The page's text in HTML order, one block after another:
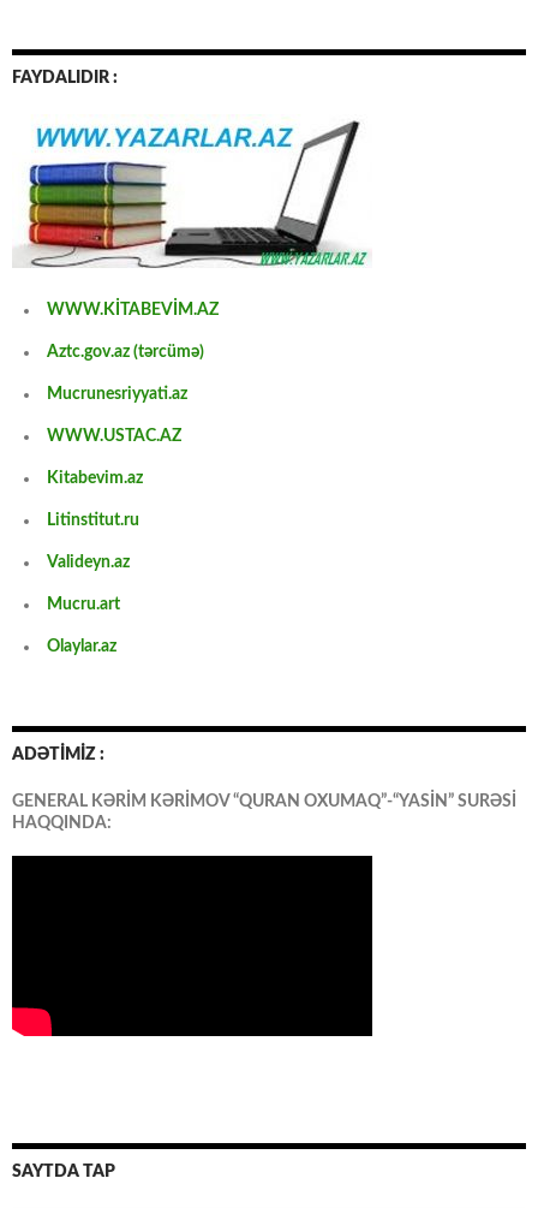
FAYDALIDIR :
WWW.KİTABEVİM.AZ
Aztc.gov.az (tərcümə)
Mucrunesriyyati.az
WWW.USTAC.AZ
Kitabevim.az
Litinstitut.ru
Valideyn.az
Mucru.art
Olaylar.az
ADƏTİMİZ :
GENERAL KƏRİM KƏRİMOV “QURAN OXUMAQ”-“YASİN” SURƏSİ
HAQQINDA:
SAYTDA TAP